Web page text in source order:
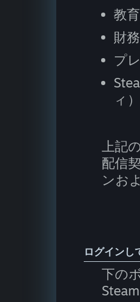
教
財
プ
ィ）
上記
配信契
ンお
ログインし
下の